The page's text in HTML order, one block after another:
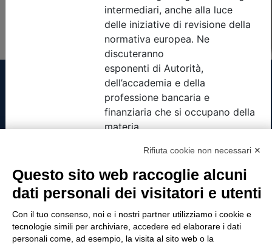
Tinexta Visura SpA
Società con Socio Unico
Società soggetta alla direzione e coordinamento
P.IVA 05338771008 REA n. 877679
Rifiuta cookie non necessari ✕
Questo sito web raccoglie alcuni
dati personali dei visitatori e utenti
Con il tuo consenso, noi e i nostri partner utilizziamo i cookie e
tecnologie simili per archiviare, accedere ed elaborare i dati
personali come, ad esempio, la visita al sito web o la